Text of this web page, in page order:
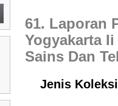
61. Laporan
Yogyakarta
Sains Dan
Jenis